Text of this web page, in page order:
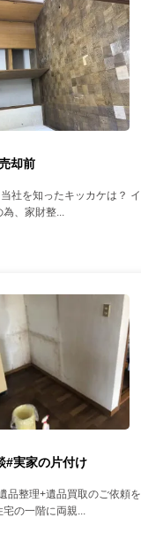
却前
社を知ったキッカケは？ イ
、家財整...
#実家の片付け
品整理+遺品買取のご依頼を
の一階に両親...